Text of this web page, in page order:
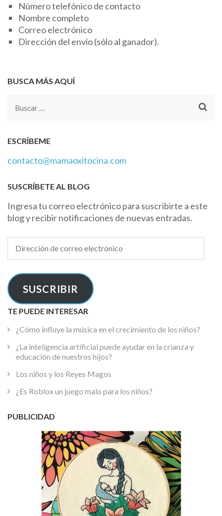
Número telefónico de contacto
Nombre completo
Correo electrónico
Dirección del envío (sólo al ganador).
BUSCA MÁS AQUÍ
Buscar:
ESCRÍBEME
contacto@mamaoxitocina.com
SUSCRÍBETE AL BLOG
Ingresa tu correo electrónico para suscribirte a este
blog y recibir notificaciones de nuevas entradas.
de
electrónico
SUSCRIBIR
TE PUEDE INTERESAR
¿Cómo influye la música en el crecimiento de los niños?
¿La inteligencia artificial puede ayudar en la crianza y
educación de nuestros hijos?
Los niños y los Reyes Magos
¿Es Roblox un juego malo para los niños?
PUBLICIDAD